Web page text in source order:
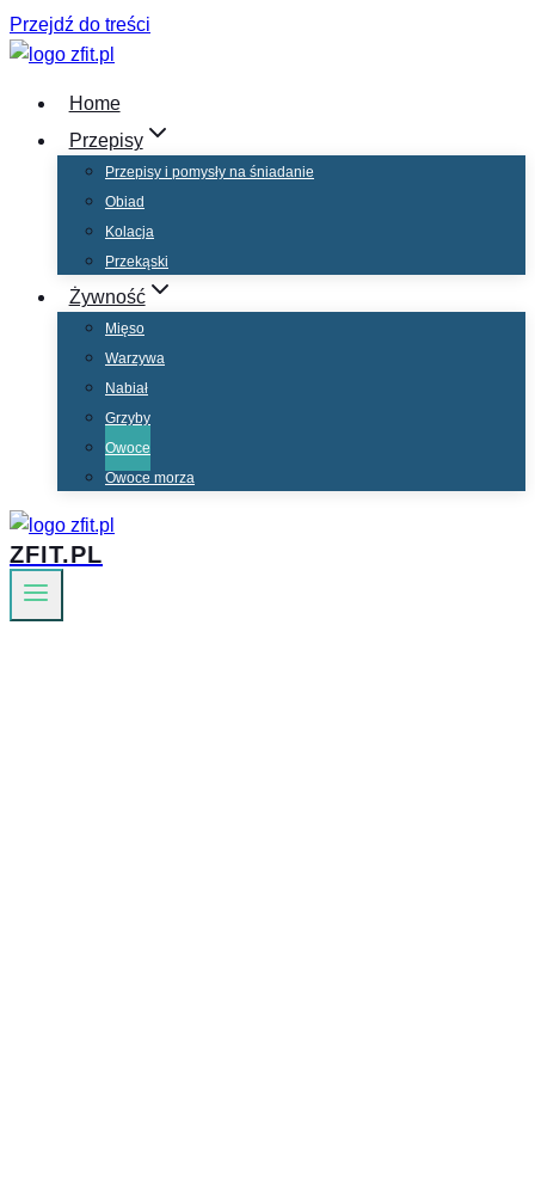
Przejdź do treści
Home
Przepisy
Przepisy i pomysły na śniadanie
Obiad
Kolacja
Przekąski
Żywność
Mięso
Warzywa
Nabiał
Grzyby
Owoce
Owoce morza
ZFIT.PL